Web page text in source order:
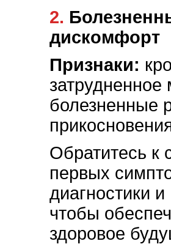
2. Болезненные ощущения и
дискомфорт
Признаки:
затрудненное
болезненные
Обратитесь к
первых
диагностики
чтобы
здоровое